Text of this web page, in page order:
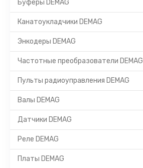
Буферы DEMAG
Канатоукладчики DEMAG
Энкодеры DEMAG
Частотные преобразователи DEMAG
Пульты радиоуправления DEMAG
Валы DEMAG
Датчики DEMAG
Реле DEMAG
Платы DEMAG